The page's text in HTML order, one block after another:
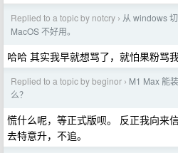
Replied to a topic by notcry › 从 windows
MacOS 不好用。
哈哈 其实我早就想骂了，就怕果粉骂
Replied to a topic by beginor › M1 Max 能
么？
慌什么呢，等正式版呗。 反正我向来
去特意升，不追。